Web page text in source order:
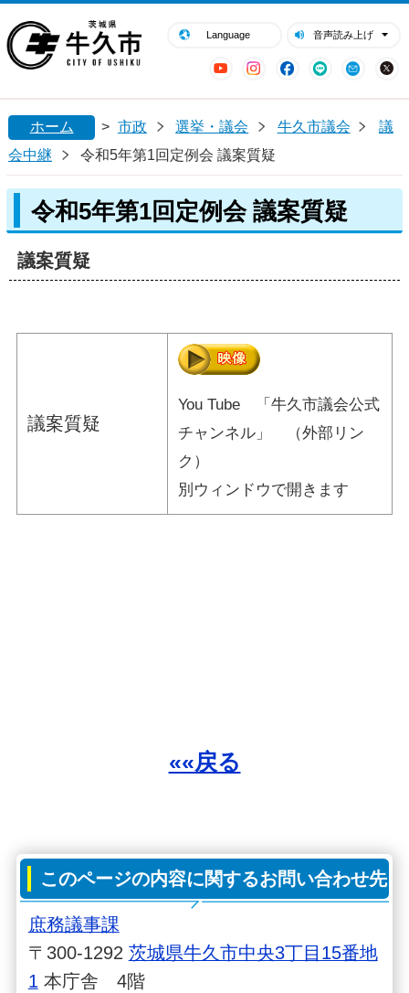
Language 音声読み上げ
YouTubeInstagram
Facebook
LINE Mail
閉じる
ホーム > 市政 選挙・議会 牛久市議会
議
会中継
令和5年第1回定例会 議案質疑
令和5年第1回定例会 議案質疑
議案質疑
議案質疑
You Tube 「牛久市議会公式
チャンネル」 （外部リン
ク）
別ウィンドウで開きます
««戻る
このページの内容に関するお問い合わせ先
庶務議事課
〒300-1292 茨城県牛久市中央3丁目15番地
1 本庁舎 4階